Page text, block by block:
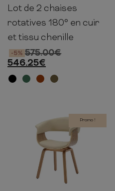
87cm 68cm
Lot de 2 chaises
rotatives 180° en cuir
et tissu chenille
575.00€
-5%
546.25€
Promo !